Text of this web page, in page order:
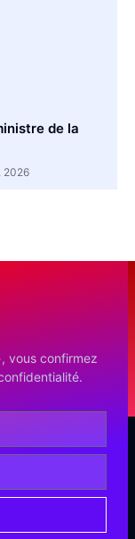
de la
2026
vous confirmez